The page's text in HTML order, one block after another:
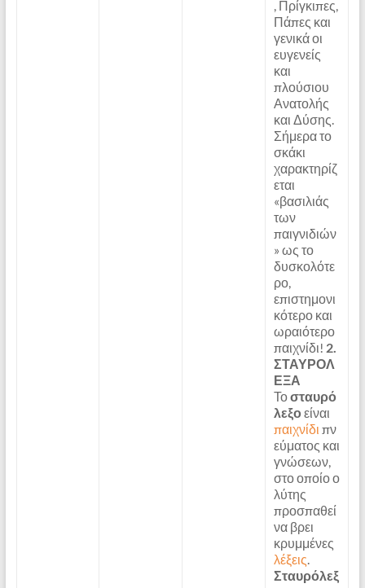
, Πρίγκιπες,
Πάπες και
γενικά οι
ευγενείς
και
πλούσιου
Ανατολής
και Δύσης.
Σήμερα το
σκάκι
χαρακτηρίζ
εται
«βασιλιάς
των
παιγνιδιών
» ως το
δυσκολότε
ρο,
επιστημονι
κότερο και
ωραιότερο
παιχνίδι! 2.
ΣΤΑΥΡΟΛ
ΕΞΑ
Τοσταυρό
λεξο είναι
παιχνίδι πν
εύματος και
γνώσεων,
στο οποίο ο
λύτης
προσπαθεί
να βρει
κρυμμένες
λέξεις.
Σταυρόλεξ